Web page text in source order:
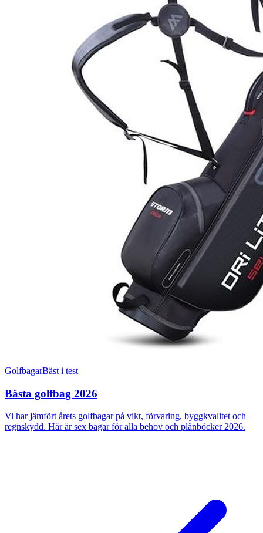
GolfbagarBäst i test
Bästa golfbag 2026
Vi har jämfört årets golfbagar på vikt, förvaring, byggkvalitet och
regnskydd. Här är sex bagar för alla behov och plånböcker 2026.